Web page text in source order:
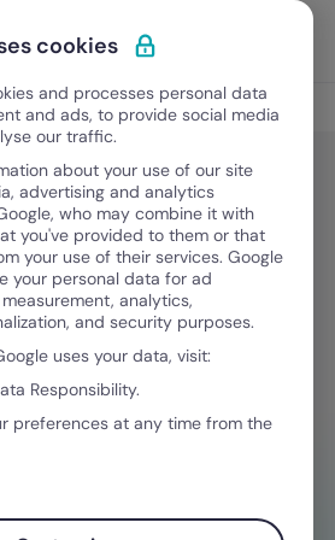
Scopri Factorial
2026: come
di lettura
NELLA GESTIONE
cookies
and processes personal data
and ads, to provide social media
our traffic.
about your use of our site
advertising and analytics
who may combine it with
you've provided to them or that
your use of their services. Google
your personal data for ad
analytics,
and security purposes.
uses your data, visit:
Responsibility.
preferences at any time from the